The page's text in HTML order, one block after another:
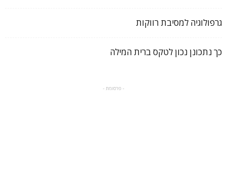
גרפולוגיה למסיבת רווקות
כך נתכונן נכון לטקס ברית המילה
- פרסומת -